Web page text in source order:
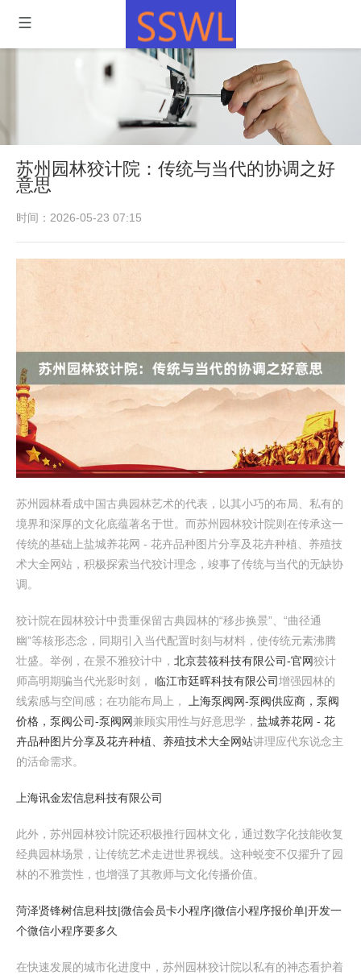
苏州园林狡计院：传统与当代的协调之好
意思
时间：2026-05-23 07:15
苏州园林看成中国古典园林艺术的代表，以其小巧的布局、私有的
境界和深厚的文化底蕴著名于世。而苏州园林狡计院则在传承这一
传统的基础上盐城养花网 - 花卉品种图片分享及花卉种植、养殖技
术大全网站，积极探索当代狡计理念，竣事了传统与当代的无缺协
调。
狡计院在园林狡计中贵重保留古典园林的“移步换景”、“曲径通
幽”等核形态念，同期引入当代配置时刻与材料，使传统元素沸腾
壮盛。举例，在景不雅狡计中， 北京芸筱科技有限公司-官网狡计
师高明期骗当代光影时刻， 临江市廷晖科技有限公司增强园林的
线索感与空间感；在功能布局上，
上海泵阀网-泵阀供应商，泵阀
价格，泵阀公司-泵阀网兼顾实用性与好意思学， 盐城养花网 - 花
卉品种图片分享及花卉种植、养殖技术大全网站讲理应代东说念主
的活命需求。
上海讯金宏信息科技有限公司
此外，苏州园林狡计院还积极推行园林文化，通过数字化技能收复
经典园林场景，让传统艺术走进世界视线。这种蜕变不仅擢升了园
林的不雅赏性，也增强了其教师与文化传播价值。
菏泽贤锋树信息科技|微信会员卡小程序|微信小程序报价单|开发一
个微信小程序要多久
在快速发展的城市化进度中，苏州园林狡计院以私有的神态看护着